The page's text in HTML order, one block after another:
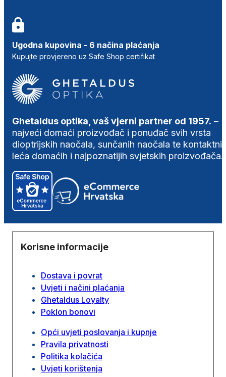
Ugodna kupovina - 6 načina plaćanja
Kupujte provjereno uz Safe Shop certifikat
Ghetaldus optika, vaš vjerni partner od 1957. –
najveći domaći proizvođač i ponuđač svih vrsta
dioptrijskih naočala, sunčanih naočala te
leća domaćih i najpoznatijih svjetskih proizvođača.
Korisne informacije
Dostava i povrat
Uvjeti i načini plaćanja
Ghetaldus Loyalty
Poklon bonovi
Opći uvjeti poslovanja i kupnje
Pravila privatnosti
Politika kolačića
Uvjeti korištenja